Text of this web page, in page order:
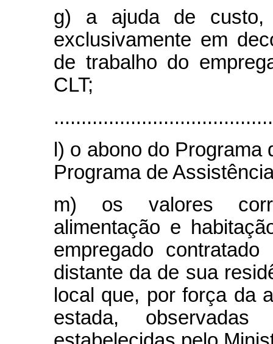
g) a ajuda de custo,
exclusivamente em
de trabalho do
CLT;
l) o abono do
Programa de
m) os valores
alimentação e
empregado
distante da de sua
local que, por força da
estada,